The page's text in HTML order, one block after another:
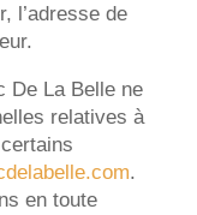
l’adresse de
De La Belle ne
relatives à
.
en toute